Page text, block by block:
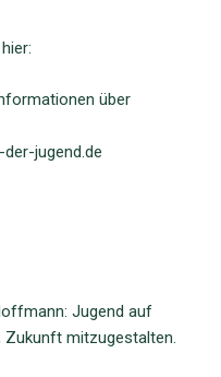
über
jugend.de
Jugend auf
Zukunft mitzugestalten.